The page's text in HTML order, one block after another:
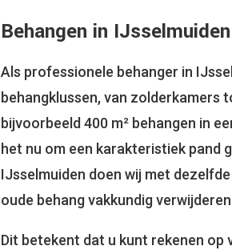
Behangen in
Als professionele behanger in
behangklussen, van zolderkamers
bijvoorbeeld 400 m² behangen in
het nu om een karakteristiek pand
IJsselmuiden doen wij met
oude behang vakkundig
Dit betekent dat u kunt rekenen op